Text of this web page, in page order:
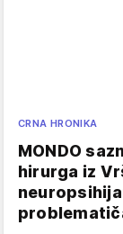
CRNA HRONIKA
MONDO
hirurga iz